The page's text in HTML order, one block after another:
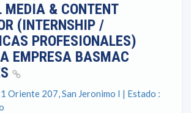
MEDIA & CONTENT
(INTERNSHIP /
PROFESIONALES)
EMPRESA BASMAC
Oriente 207, San Jeronimo I | Estado :